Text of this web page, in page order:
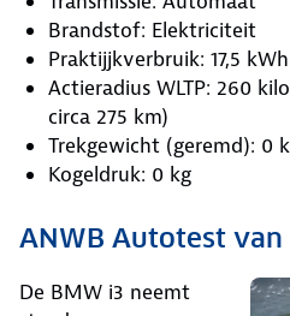
Brandstof: Elektriciteit
Praktijjkverbruik: 17,5
Actieradius WLTP: 260
circa 275 km)
Trekgewicht (geremd): 0
Kogeldruk: 0 kg
ANWB Autotest van
De BMW i3 neemt